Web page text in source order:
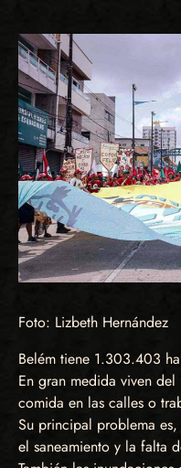
Foto: Lizbeth Hernández
Belém tiene 1.303.403
En gran medida viven
comida en las calles o
Su principal problema
el saneamiento y la falta